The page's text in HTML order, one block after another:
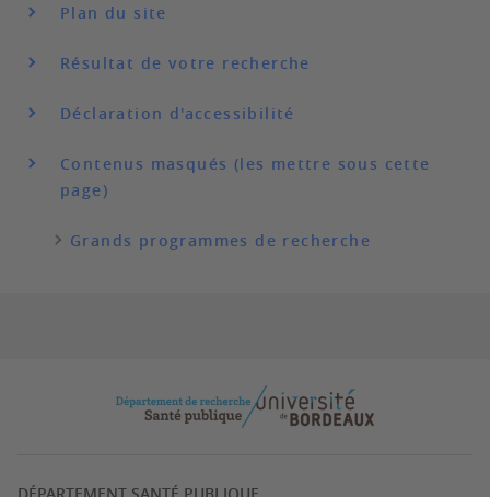
Plan du site
Résultat de votre recherche
Déclaration d'accessibilité
Contenus masqués (les mettre sous cette
page)
Grands programmes de recherche